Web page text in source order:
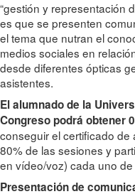
“gestión y representación
es que se presenten
el tema que nutran el
medios sociales en
desde diferentes ópticas
asistentes.
El alumnado de la
Congreso podrá obtener
conseguir el certificado de
80% de las sesiones y
en vídeo/voz) cada uno
Presentación de